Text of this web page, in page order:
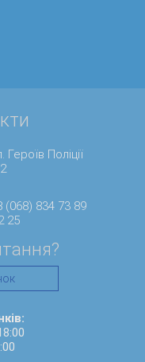
Поліції
(068) 834 73 89
25